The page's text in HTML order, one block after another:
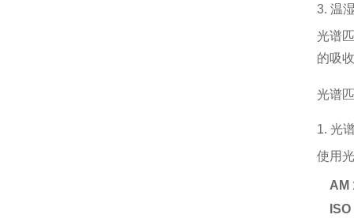
3. 温
光谱
的吸
光谱
1. 光
使用
AM